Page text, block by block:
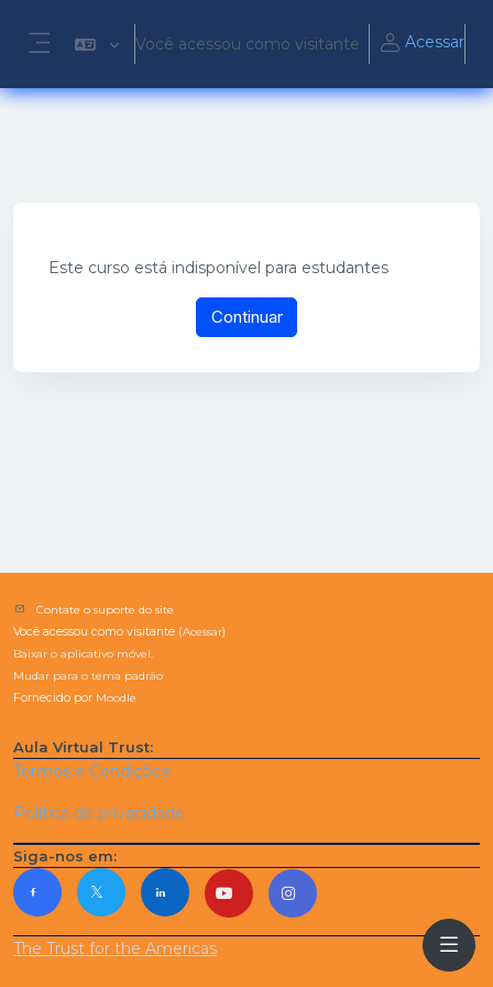
Painel lateral
Você acessou como visitante Acessar
Este curso está indisponível para estudantes
Continuar
Contate o suporte do site
Você acessou como visitante (Acessar)
Baixar o aplicativo móvel.
Mudar para o tema padrão
Fornecido por Moodle
Aula Virtual Trust:
Termos e Condições
Política de privacidade
Siga-nos em:
The Trust for the Americas